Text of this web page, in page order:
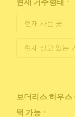
*
보더리스 하우스
택 가능 *